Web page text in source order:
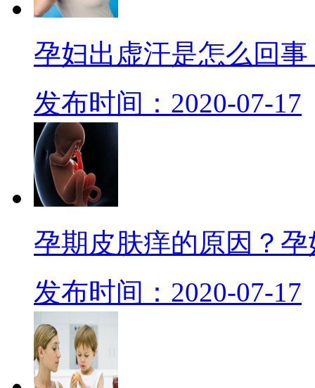
孕妇出虚汗是怎么回
发布时间：2020-07-17
孕期皮肤痒的原因？
发布时间：2020-07-17